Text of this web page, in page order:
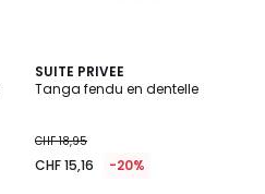
SUITE PRIVEE
Tanga fendu en dentelle
CHF 18,95
CHF 15,16 -20%
4,6
/ 5